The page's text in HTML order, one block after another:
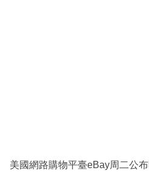
區
美國網路購物平臺eBay周二公